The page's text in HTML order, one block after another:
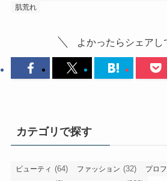
肌荒れ
よかったらシェアし
カテゴリで探す
ビューティ (64) ファッション (32) プロ